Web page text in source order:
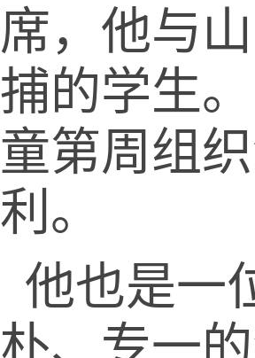
席，他与
捕的学生
童第周组
利。
他也是一